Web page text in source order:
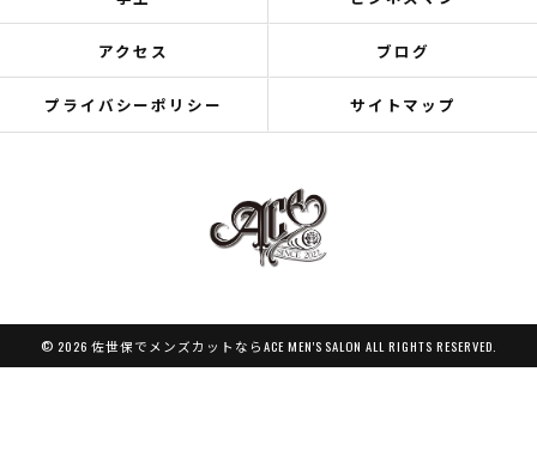
アクセス ブログ
プライバシーポリシー サイトマップ
© 2026 佐世保でメンズカットならACE MEN'S SALON ALL RIGHTS RESERVED.